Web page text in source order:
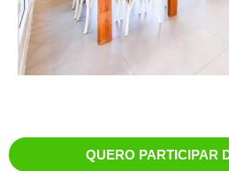
QUERO PARTICIPAR